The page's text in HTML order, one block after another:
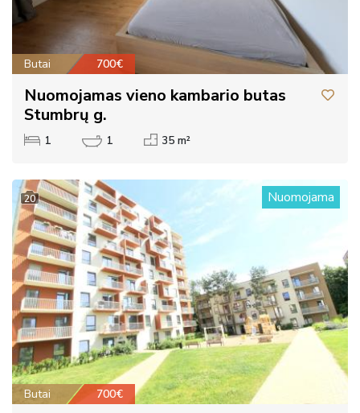
Butai 700€
Nuomojamas vieno kambario butas
Stumbrų g.
1 1 35 m²
20 Nuomojama
Butai 700€